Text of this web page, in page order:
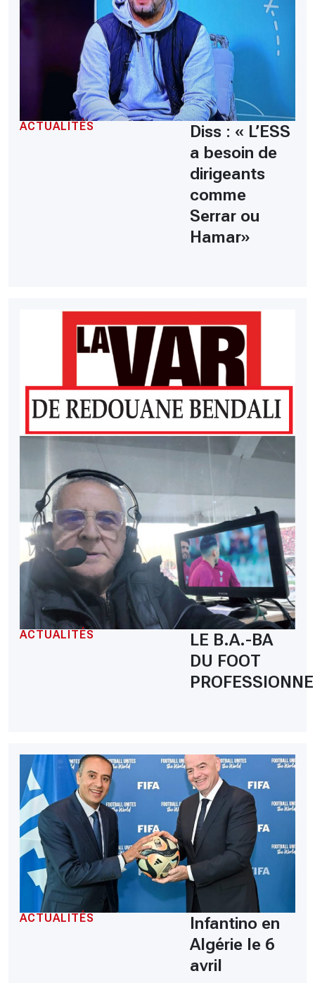
ACTUALITÉS
Diss : « L’ESS
a besoin de
dirigeants
comme
Serrar ou
Hamar»
ACTUALITÉS
LE B.A.-BA
DU FOOT
ACTUALITÉS
Infantino en
Algérie le 6
avril